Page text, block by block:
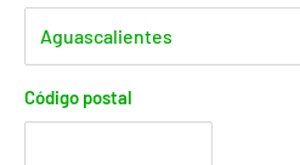
Código postal